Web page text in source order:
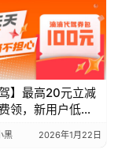
驾】最高20元立减
领，新用户低至5
黑 2026年1月22日